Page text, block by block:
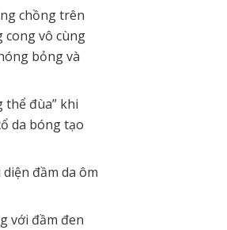
chồng trên
cong vô cùng
bỏng và
thể đùa” khi
da bóng tạo
đầm da ôm
với đầm đen